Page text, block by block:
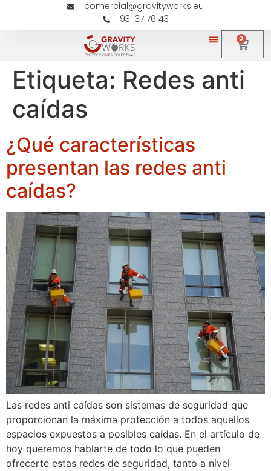
comercial@gravityworks.eu
93 137 76 43
0
Etiqueta: Redes anti
caídas
¿Qué características
presentan las redes anti
caídas?
Las redes anti caídas son sistemas de seguridad que
proporcionan la máxima protección a todos aquellos
espacios expuestos a posibles caídas. En el artículo de
hoy queremos hablarte de todo lo que pueden
ofrecerte estas redes de seguridad, tanto a nivel